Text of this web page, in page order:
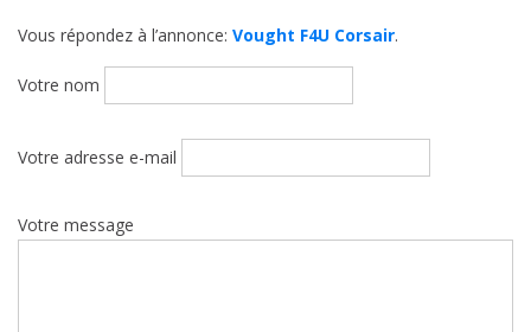
Vous répondez à l’annonce: Vought F4U Corsair.
Votre nom
Votre adresse e-mail
Votre message